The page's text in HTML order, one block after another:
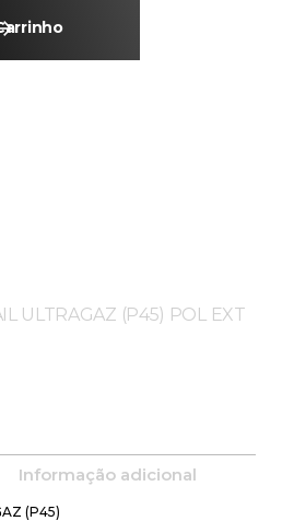
ULTRAGAZ (P45) POL EXT
Informação adicional
(P45)